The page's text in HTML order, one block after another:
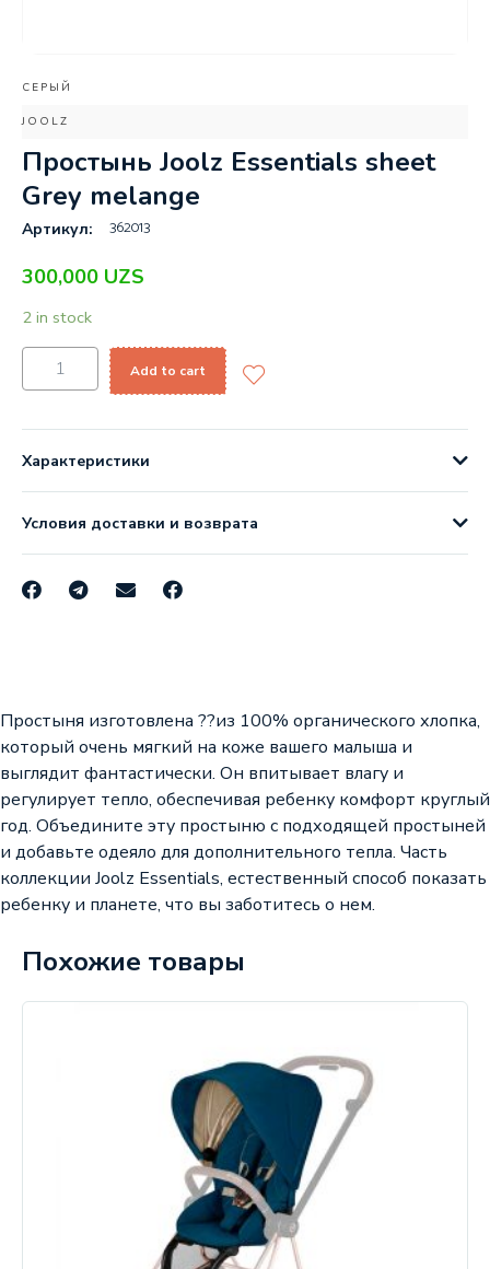
СЕРЫЙ
JOOLZ
Простынь Joolz Essentials sheet
Grey melange
Артикул: 362013
300,000 UZS
2 in stock
Add to cart
Характеристики
Условия доставки и возврата
Простыня изготовлена ??из 100% органического хлопка,
который очень мягкий на коже вашего малыша и
выглядит фантастически. Он впитывает влагу и
регулирует тепло, обеспечивая ребенку комфорт круглый
год. Объедините эту простыню с подходящей простыней
и добавьте одеяло для дополнительного тепла. Часть
коллекции Joolz Essentials, естественный способ показать
ребенку и планете, что вы заботитесь о нем.
Похожие товары